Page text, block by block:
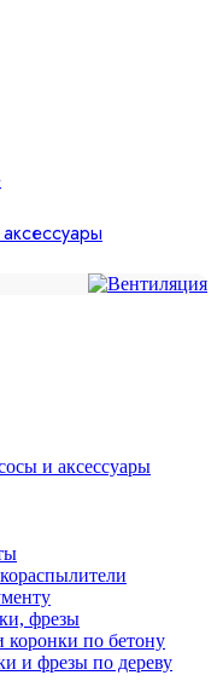
и аксессуары
фрезы
коронки по бетону
и фрезы по дереву